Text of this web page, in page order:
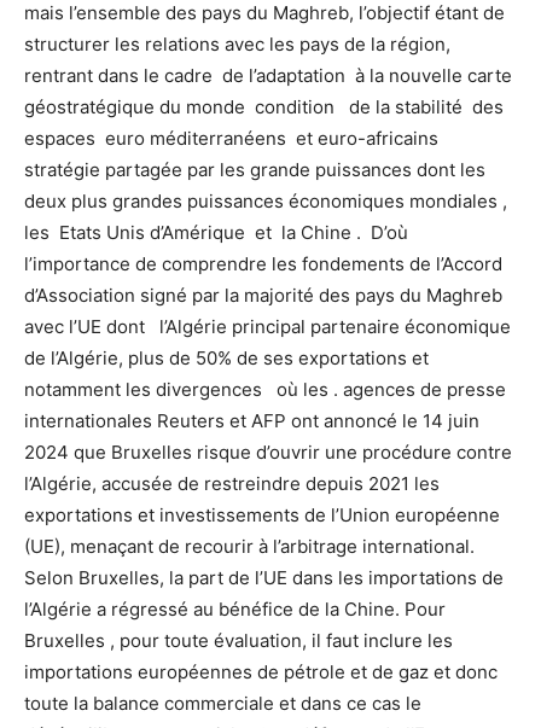
mais l’ensemble des pays du Maghreb, l’objectif étant de
structurer les relations avec les pays de la région,
rentrant dans le cadre de l’adaptation à la nouvelle carte
géostratégique du monde condition de la stabilité des
espaces euro méditerranéens et euro-africains
stratégie partagée par les grande puissances dont les
deux plus grandes puissances économiques mondiales ,
les Etats Unis d’Amérique et la Chine . D’où
l’importance de comprendre les fondements de l’Accord
d’Association signé par la majorité des pays du Maghreb
avec l’UE dont l’Algérie principal partenaire économique
de l’Algérie, plus de 50% de ses exportations et
notamment les divergences où les . agences de presse
internationales Reuters et AFP ont annoncé le 14 juin
2024 que Bruxelles risque d’ouvrir une procédure contre
l’Algérie, accusée de restreindre depuis 2021 les
exportations et investissements de l’Union européenne
(UE), menaçant de recourir à l’arbitrage international.
Selon Bruxelles, la part de l’UE dans les importations de
l’Algérie a régressé au bénéfice de la Chine. Pour
Bruxelles , pour toute évaluation, il faut inclure les
importations européennes de pétrole et de gaz et donc
toute la balance commerciale et dans ce cas le